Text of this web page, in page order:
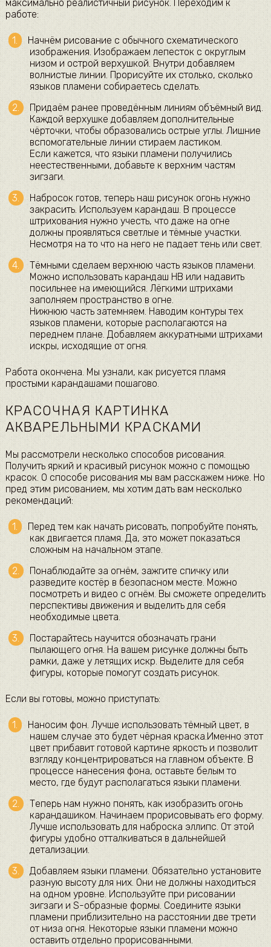
максимально реалистичный рисунок. Переходим к
работе:
Начнём рисование с обычного схематического
изображения. Изображаем лепесток с округлым
низом и острой верхушкой. Внутри добавляем
волнистые линии. Прорисуйте их столько, сколько
языков пламени собираетесь сделать.
Придаём ранее проведённым линиям объёмный вид.
Каждой верхушке добавляем дополнительные
чёрточки, чтобы образовались острые углы. Лишние
вспомогательные линии стираем ластиком.
Если кажется, что языки пламени получились
неестественными, добавьте к верхним частям
зигзаги.
Набросок готов, теперь наш рисунок огонь нужно
закрасить. Используем карандаш. В процессе
штрихования нужно учесть, что даже на огне
должны проявляться светлые и тёмные участки.
Несмотря на то что на него не падает тень или свет.
Тёмными сделаем верхнюю часть языков пламени.
Можно использовать карандаш HB или надавить
посильнее на имеющийся. Лёгкими штрихами
заполняем пространство в огне.
Нижнюю часть затемняем. Наводим контуры тех
языков пламени, которые располагаются на
переднем плане. Добавляем аккуратными штрихами
искры, исходящие от огня.
Работа окончена. Мы узнали, как рисуется пламя
простыми карандашами пошагово.
КРАСОЧНАЯ КАРТИНКА
АКВАРЕЛЬНЫМИ КРАСКАМИ
Мы рассмотрели несколько способов рисования.
Получить яркий и красивый рисунок можно с помощью
красок. О способе рисования мы вам расскажем ниже. Но
пред этим рисованием, мы хотим дать вам несколько
рекомендаций:
Перед тем как начать рисовать, попробуйте понять,
как двигается пламя. Да, это может показаться
сложным на начальном этапе.
Понаблюдайте за огнём, зажгите спичку или
разведите костёр в безопасном месте. Можно
посмотреть и видео с огнём. Вы сможете определить
перспективы движения и выделить для себя
необходимые цвета.
Постарайтесь научится обозначать грани
пылающего огня. На вашем рисунке должны быть
рамки, даже у летящих искр. Выделите для себя
фигуры, которые помогут создать рисунок.
Если вы готовы, можно приступать:
Наносим фон. Лучше использовать тёмный цвет, в
нашем случае это будет чёрная краска.Именно этот
цвет прибавит готовой картине яркость и позволит
взгляду концентрироваться на главном объекте. В
процессе нанесения фона, оставьте белым то
место, где будут располагаться языки пламени.
Теперь нам нужно понять, как изобразить огонь
карандашиком. Начинаем прорисовывать его форму.
Лучше использовать для наброска эллипс. От этой
фигуры удобно отталкиваться в дальнейшей
детализации.
Добавляем языки пламени. Обязательно установите
разную высоту для них. Они не должны находиться
на одном уровне. Используйте при рисовании
зигзаги и S-образные формы. Соедините языки
пламени приблизительно на расстоянии две трети
от низа огня. Некоторые языки пламени можно
оставить отдельно прорисованными.